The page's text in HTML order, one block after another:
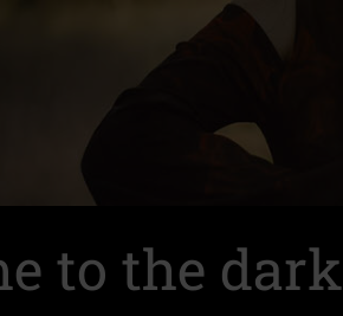
to the dark